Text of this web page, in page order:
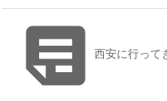
西安に行って